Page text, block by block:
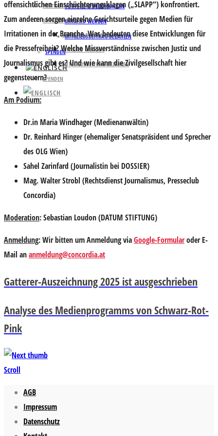
VORTEILE & BEDINGUNGEN
MITGLIED WERDEN
MITGLIEDSBEITRAG BEZAHLEN
SPENDEN
PARTNER UND UNTERSTÜTZER
MITGLIED WERDEN
VORTEILE & BEDINGUNGEN
MITGLIED WERDEN
MITGLIEDSBEITRAG BEZAHLEN
SPENDEN
offensichtlichen Einschüchterungsklagen („SLAPP“) konfrontiert.
Zum anderen sorgen einzelne Gerichtsurteile gegen Medien für
Irritationen in der Branche. Was bedeuten diese Entwicklungen für
die Pressefreiheit? Welche Missverständnisse zwischen Justiz und
Journalismus gibt es? Und wie kann die Zivilgesellschaft hier
gegensteuern?
Am Podium:
Dr.in Maria Windhager (Medienanwältin)
Dr. Reinhard Hinger (ehemaliger Senatspräsident und Sprecher
des OLG Wien)
Sahel Zarinfard (Journalistin bei DOSSIER)
Mag. Walter Strobl (Rechtsdienst Journalismus, Presseclub
Concordia)
Moderation: Sebastian Loudon (DATUM STIFTUNG)
Anmeldung: Wir bitten um Anmeldung viaGoogle-Formularoder E-
Mail ananmeldung@concordia.at
Gatterer-Auszeichnung 2025 ist ausgeschrieben
Analyse des Medienprogramms von Schwarz-Rot-
Pink
Scroll
AGB
Impressum
Datenschutz